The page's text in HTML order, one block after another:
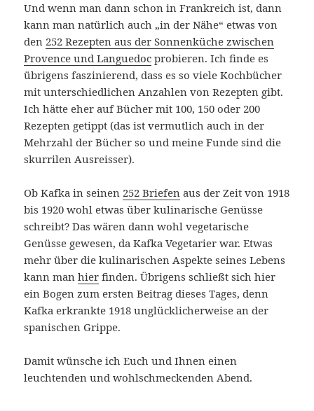
Und wenn man dann schon in Frankreich ist, dann
kann man natürlich auch „in der Nähe“ etwas von
den 252 Rezepten aus der Sonnenküche zwischen
Provence und Languedoc probieren. Ich finde es
übrigens faszinierend, dass es so viele Kochbücher
mit unterschiedlichen Anzahlen von Rezepten gibt.
Ich hätte eher auf Bücher mit 100, 150 oder 200
Rezepten getippt (das ist vermutlich auch in der
Mehrzahl der Bücher so und meine Funde sind die
skurrilen Ausreisser).
Ob Kafka in seinen 252 Briefen aus der Zeit von 1918
bis 1920 wohl etwas über kulinarische Genüsse
schreibt? Das wären dann wohl vegetarische
Genüsse gewesen, da Kafka Vegetarier war. Etwas
mehr über die kulinarischen Aspekte seines Lebens
kann manhier finden. Übrigens schließt sich hier
ein Bogen zum ersten Beitrag dieses Tages, denn
Kafka erkrankte 1918 unglücklicherweise an der
spanischen Grippe.
Damit wünsche ich Euch und Ihnen einen
leuchtenden und wohlschmeckenden Abend.